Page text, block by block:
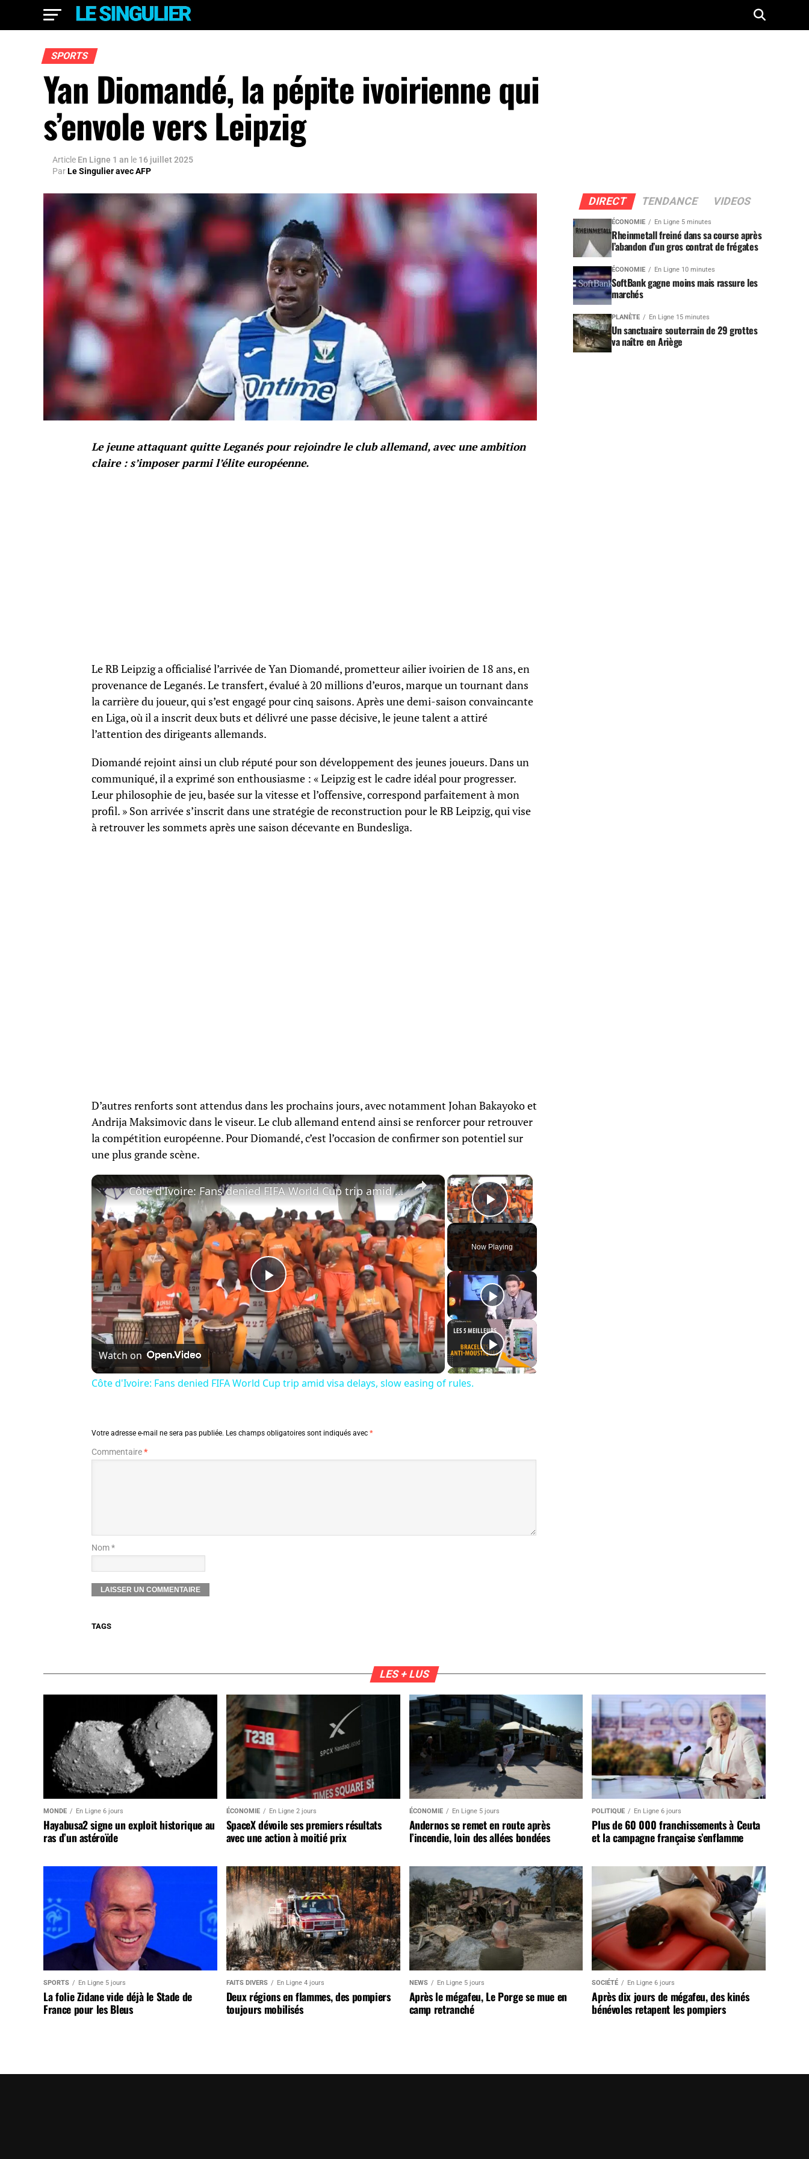
SPORTS
Yan Diomandé, la pépite ivoirienne qui
s’envole vers Leipzig
Article En Ligne 1 an le 16 juillet 2025
ParLe Singulier avec AFP
Le jeune attaquant quitte Leganés pour rejoindre le club allemand, avec une ambition
claire : s’imposer parmi l’élite européenne.
Le RB Leipzig a officialisé l’arrivée de Yan Diomandé, prometteur ailier ivoirien de 18 ans, en
provenance de Leganés. Le transfert, évalué à 20 millions d’euros, marque un tournant dans
la carrière du joueur, qui s’est engagé pour cinq saisons. Après une demi-saison convaincante
en Liga, où il a inscrit deux buts et délivré une passe décisive, le jeune talent a attiré
l’attention des dirigeants allemands.
Diomandé rejoint ainsi un club réputé pour son développement des jeunes joueurs. Dans un
communiqué, il a exprimé son enthousiasme : « Leipzig est le cadre idéal pour progresser.
Leur philosophie de jeu, basée sur la vitesse et l’offensive, correspond parfaitement à mon
profil. » Son arrivée s’inscrit dans une stratégie de reconstruction pour le RB Leipzig, qui vise
à retrouver les sommets après une saison décevante en Bundesliga.
D’autres renforts sont attendus dans les prochains jours, avec notamment Johan Bakayoko et
Andrija Maksimovic dans le viseur. Le club allemand entend ainsi se renforcer pour retrouver
la compétition européenne. Pour Diomandé, c’est l’occasion de confirmer son potentiel sur
une plus grande scène.
×
Play Video
Now Playing
×
Play
Video
Côte d'Ivoire: Fans denied FIFA World Cup trip amid visa delays, slow easing of rules.
Watch on
Côte d'Ivoire: Fans denied FIFA World Cup trip amid visa delays, slow easing of rules.
Votre adresse e-mail ne sera pas publiée. Les champs obligatoires sont indiqués avec *
Commentaire*
Nom *
TAGS
DIRECT TENDANCE VIDEOS
ÉCONOMIE En Ligne 5 minutes
Rheinmetall freiné dans sa course après
l’abandon d’un gros contrat de frégates
ÉCONOMIE En Ligne 10 minutes
SoftBank gagne moins mais rassure les
marchés
PLANÈTE En Ligne 15 minutes
Un sanctuaire souterrain de 29 grottes
va naître en Ariège
LES + LUS
MONDE En Ligne 6 jours
Hayabusa2 signe un exploit historique au
ras d’un astéroïde
ÉCONOMIE En Ligne 2 jours
SpaceX dévoile ses premiers résultats
avec une action à moitié prix
ÉCONOMIE En Ligne 5 jours
Andernos se remet en route après
l’incendie, loin des allées bondées
POLITIQUE En Ligne 6 jours
Plus de 60 000 franchissements à Ceuta
et la campagne française s’enflamme
SPORTS En Ligne 5 jours
La folie Zidane vide déjà le Stade de
France pour les Bleus
FAITS DIVERS En Ligne 4 jours
Deux régions en flammes, des pompiers
toujours mobilisés
NEWS En Ligne 5 jours
Après le mégafeu, Le Porge se mue en
camp retranché
SOCIÉTÉ En Ligne 6 jours
Après dix jours de mégafeu, des kinés
bénévoles retapent les pompiers